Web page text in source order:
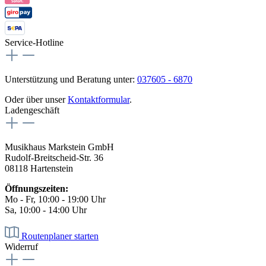
Service-Hotline
Unterstützung und Beratung unter: 037605 - 6870
Oder über unserKontaktformular.
Ladengeschäft
Musikhaus Markstein GmbH
Rudolf-Breitscheid-Str. 36
08118 Hartenstein
Öffnungszeiten:
Mo - Fr, 10:00 - 19:00 Uhr
Sa, 10:00 - 14:00 Uhr
Routenplaner starten
Widerruf